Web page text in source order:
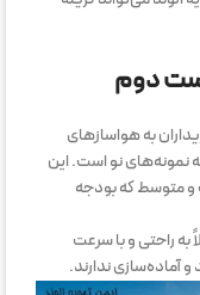
دوم
به هواسازهای
نو است. این
و متوسط که بودجه
راحتی و با سرعت
آماده‌سازی ندارند.